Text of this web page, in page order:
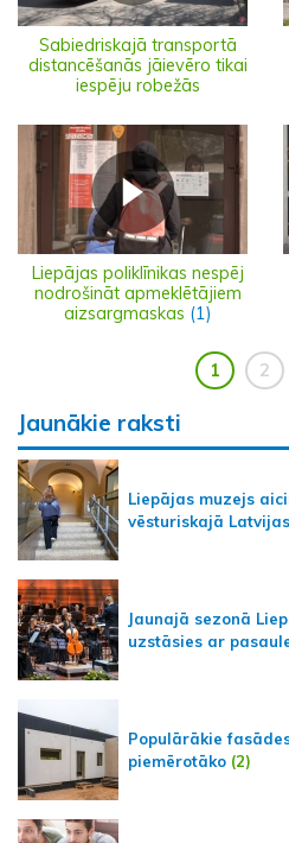
Sabiedriskajā transportā
distancēšanās jāievēro tikai
iespēju robežās
Liepājas poliklīnikas nespēj
nodrošināt apmeklētājiem
aizsargmaskas (1)
1 2
Jaunākie raksti
Liepājas muzejs
vēsturiskajā
Jaunajā sezonā
uzstāsies ar
Populārākie
piemērotāko (2)